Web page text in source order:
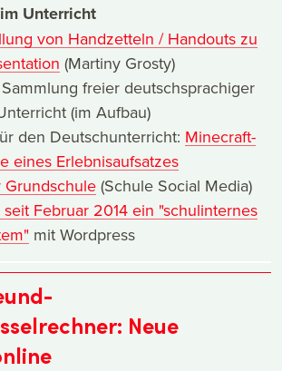
Unterricht
von Handzetteln / Handouts zu
(Martiny Grosty)
freier deutschsprachiger
(im Aufbau)
den Deutschunterricht: Minecraft-
eines Erlebnisaufsatzes
Grundschule(Schule Social Media)
Februar 2014 ein "schulinternes
mit Wordpress
Neue